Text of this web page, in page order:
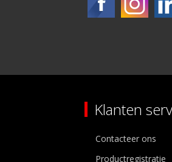
Klanten
Contacteer ons
Productregistratie